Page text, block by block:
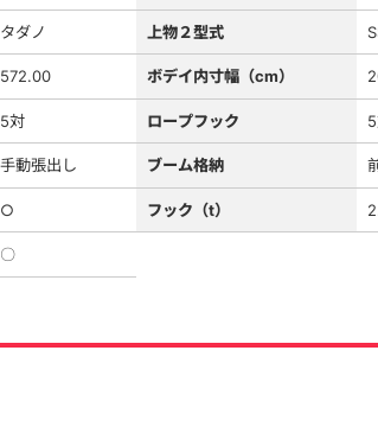
タダノ 上物２型式
572.00 ボデイ内寸幅（cm）
5対 ロープフック
手動張出し ブーム格納
○ フック（t）
〇